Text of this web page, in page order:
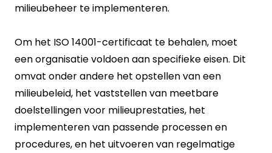
milieubeheer te implementeren.
Om het ISO 14001-certificaat te behalen, moet
een organisatie voldoen aan specifieke eisen. Dit
omvat onder andere het opstellen van een
milieubeleid, het vaststellen van meetbare
doelstellingen voor milieuprestaties, het
implementeren van passende processen en
procedures, en het uitvoeren van regelmatige